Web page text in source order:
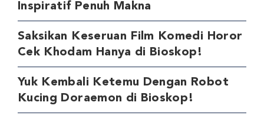
Inspiratif Penuh Makna
Saksikan Keseruan Film Komedi Horor
Cek Khodam Hanya di Bioskop!
Yuk Kembali Ketemu Dengan Robot
Kucing Doraemon di Bioskop!